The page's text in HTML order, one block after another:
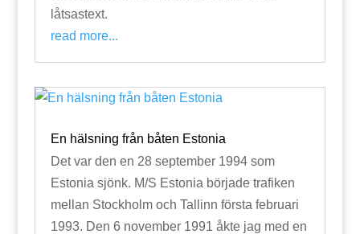
låtsastext.
read more...
En hälsning från båten Estonia
Det var den en 28 september 1994 som
Estonia sjönk. M/S Estonia började trafiken
mellan Stockholm och Tallinn första februari
1993. Den 6 november 1991 åkte jag med en